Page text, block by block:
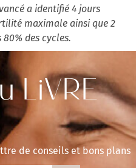
a identifié 4 jours
maximale ainsi que 2
des cycles.
LiVRE
de conseils et bons plans